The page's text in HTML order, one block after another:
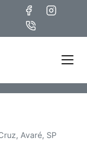
Avaré, SP